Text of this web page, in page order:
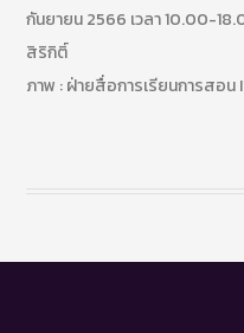
กันยายน 2566 เวลา 10.00-
สิริกิติ์
ภาพ : ฝ่ายสื่อการเรียนการสอน